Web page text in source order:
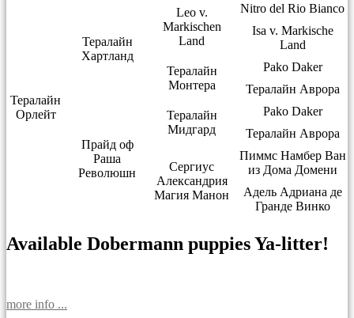
Тералайн
Орлейт
Тералайн
Хартланд
Leo v.
Markischen
Land
Nitro del Rio Bianco
Isa v. Markische
Land
Тералайн
Монтера
Pako Daker
Тералайн Аврора
Прайд оф
Раша
Революшн
Тералайн
Мидгард
Pako Daker
Тералайн Аврора
Сергиус
Александрия
Магия Манон
Пиммс Намбер Ван
из Дома Домени
Адель Адриана де
Гранде Винко
Available Dobermann puppies Ya-litter!
more info ...